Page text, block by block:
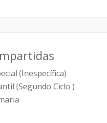
(Inespecífica)
(Segundo Ciclo )